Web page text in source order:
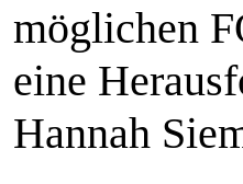
möglichen
eine
Hannah